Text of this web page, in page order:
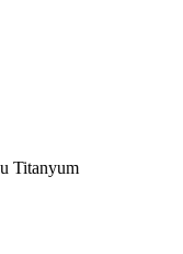
Titanyum